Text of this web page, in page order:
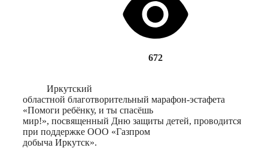
672
Иркутский
областной благотворительный марафон-эстафета
«Помоги ребёнку, и ты спасёшь
мир!», посвященный Дню защиты детей, проводится
при поддержке ООО «Газпром
добыча Иркутск».